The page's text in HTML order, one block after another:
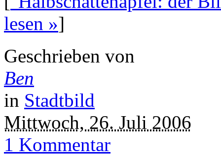
lesen »]
Geschrieben von
Ben
in Stadtbild
Mittwoch, 26. Juli 2006
1 Kommentar